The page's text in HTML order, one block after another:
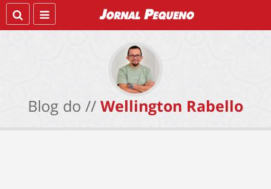
Blog do // Wellington Rabello